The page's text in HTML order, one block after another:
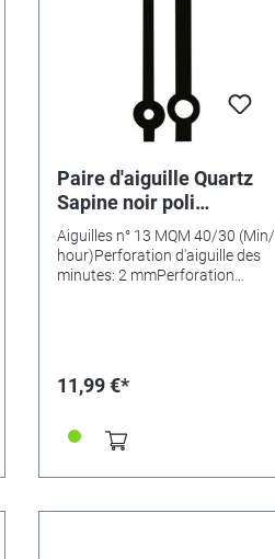
Paire d'aiguille Quartz
Sapine noir poli
Long.:40mm
Aiguilles n° 13 MQM 40/30 (Min/
hour)Perforation d'aiguille des
minutes: 2 mmPerforation
11,99 €*